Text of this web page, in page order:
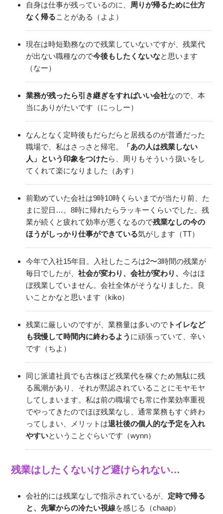
自身は仕事が残っているのに、 周りが帰るために仕方
なく帰ることがある（よよ）
現在は時短勤務なので残業していないですが、残業代
が出ない職種なので今後もしたくないなと思います
（なー）
業務が残ったら引き継ぎをすればいい会社なので、本
当にありがたいです（にっしー）
なんとなく定時後もだらだらと居残るのが普通だった
職場で、私はさっさと帰宅。
「あの人は残業しない
人」という印象をつけたら、周りもそういう扱いをし
てくれて楽になりました（あす）
前勤めていた会社は9時10時くらいまでが当たり前、た
まに翌日…。8時に帰れたらラッキーくらいでした。残
業が続くと疲れて効率が悪くなるので残業なしの今の
ほうがしっかり仕事ができている気がします（TT）
今年で入社15年目。入社したころは2〜3時間の残業が
毎日でしたが、社会が変わり、会社が変わり、今はほ
ぼ残業していません。会社全体がそうなりました。良
いことかなと思います（kiko）
残業に厳しいのですが、業務量は多いので トイレなど
も我慢して時間内に終わるよう に頑張っていて、辛い
です（ちよ）
同じ派遣社員でも古株ほど残業代を稼ぐため無駄に残
る風潮があり、それが黙認されていることにモヤモヤ
してしまいます。私は前の職場でも常に作業効率重視
でやってきたのでほぼ残業なし、通常業務もすぐ終わ
ってしまい、メリットは退社後の個人的な予定を入れ
やすいということぐらいです（wynn）
残業はしたくないけど避けられない…
会社的には残業なしで指示されているが、 定時で帰る
と、先輩からの冷たい視線を感じる（chaap）